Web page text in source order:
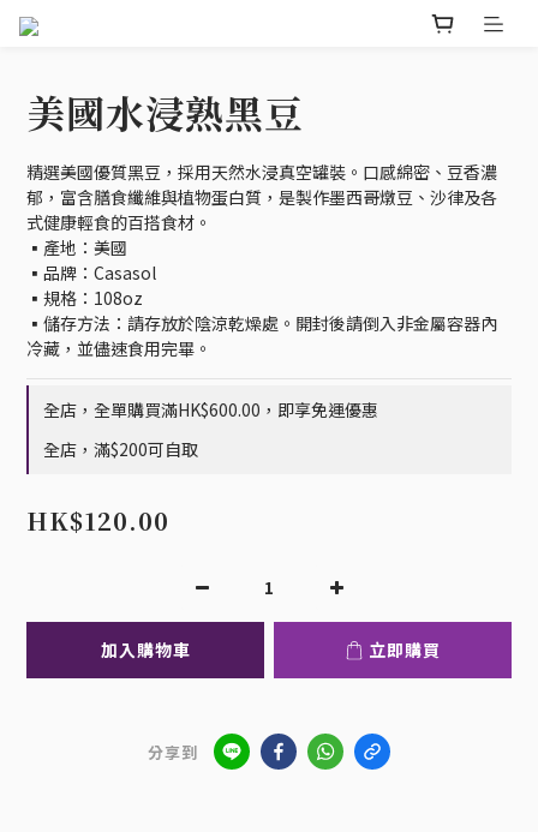
美國水浸熟黑豆
精選美國優質黑豆，採用天然水浸真空罐裝。口感綿密、豆香濃
郁，富含膳食纖維與植物蛋白質，是製作墨西哥燉豆、沙律及各
式健康輕食的百搭食材。
▪️產地：美國
▪️品牌：Casasol
▪️規格：108oz
▪️儲存方法：請存放於陰涼乾燥處。開封後請倒入非金屬容器內
冷藏，並儘速食用完畢。
全店，全單購買滿HK$600.00，即享免運優惠
全店，滿$200可自取
HK$120.00
加入購物車 立即購買
分享到